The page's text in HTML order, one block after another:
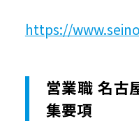
https://
営業職 名古
集要項